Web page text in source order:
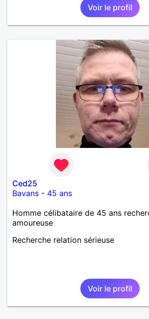
Voir le profil
Ced25
Bavans - 45 ans
Homme célibataire de 45 ans
amoureuse
Recherche relation sérieuse
Voir le profil